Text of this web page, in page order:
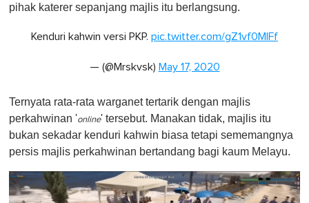
pihak katerer sepanjang majlis itu berlangsung.
Kenduri kahwin versi PKP. pic.twitter.com/gZ1vf0MIFf
— (@Mrskvsk) May 17, 2020
Ternyata rata-rata warganet tertarik dengan majlis
perkahwinan 'online' tersebut. Manakan tidak, majlis itu
bukan sekadar kenduri kahwin biasa tetapi sememangnya
persis majlis perkahwinan bertandang bagi kaum Melayu.